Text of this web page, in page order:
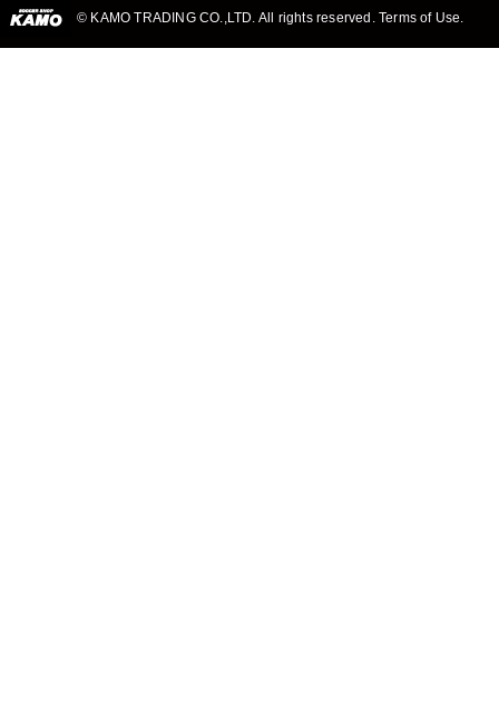
© KAMO TRADING CO.,LTD. All rights reserved. Terms of Use.